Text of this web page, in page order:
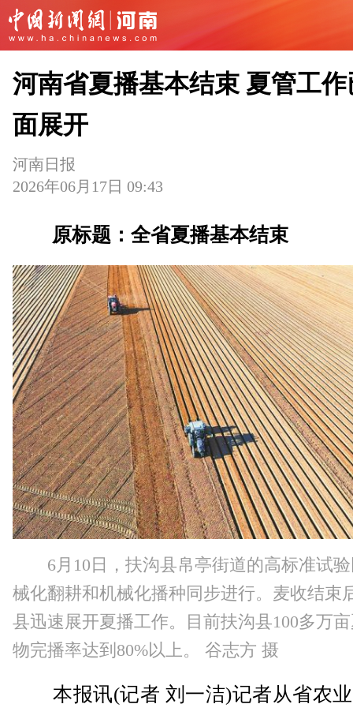
河南省夏播基本结束 夏管工作
面展开
河南日报
2026年06月17日 09:43
原标题：全省夏播基本结束
6月10日，扶沟县帛亭街道的高标准试
械化翻耕和机械化播种同步进行。麦收结束
县迅速展开夏播工作。目前扶沟县100多万
物完播率达到80%以上。 谷志方 摄
本报讯(记者 刘一洁)记者从省农业